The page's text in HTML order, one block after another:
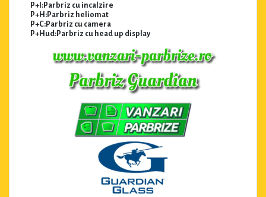
P+I:Parbriz cu incalzire
P+H:Parbriz heliomat
P+C:Parbriz cu camera
P+Hud:Parbriz cu head up display